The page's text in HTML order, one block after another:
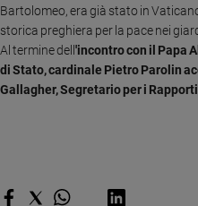
Diversità
e
inclusione
Costume
2026
Bartolomeo, era già stato in
storica preghiera per la pace nei
Al termine dell 'incontro con il Papa
di Stato, cardinale Pietro Parolin
Gallagher, Segretario per i